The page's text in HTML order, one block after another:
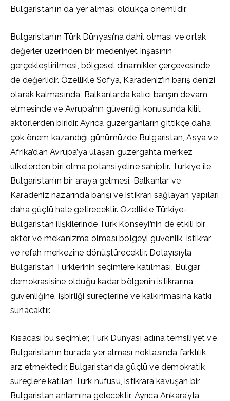
Bulgaristan’ın da yer alması oldukça önemlidir.
Bulgaristan’ın Türk Dünyası’na dahil olması ve ortak
değerler üzerinden bir medeniyet inşasının
gerçekleştirilmesi, bölgesel dinamikler çerçevesinde
de değerlidir. Özellikle Sofya, Karadeniz’in barış denizi
olarak kalmasında, Balkanlarda kalıcı barışın devam
etmesinde ve Avrupa’nın güvenliği konusunda kilit
aktörlerden biridir. Ayrıca güzergahların gittikçe daha
çok önem kazandığı günümüzde Bulgaristan, Asya ve
Afrika’dan Avrupa’ya ulaşan güzergahta merkez
ülkelerden biri olma potansiyeline sahiptir. Türkiye ile
Bulgaristan’ın bir araya gelmesi, Balkanlar ve
Karadeniz nazarında barışı ve istikrarı sağlayan yapıları
daha güçlü hale getirecektir. Özellikle Türkiye-
Bulgaristan ilişkilerinde Türk Konseyi’nin de etkili bir
aktör ve mekanizma olması bölgeyi güvenlik, istikrar
ve refah merkezine dönüştürecektir. Dolayısıyla
Bulgaristan Türklerinin seçimlere katılması, Bulgar
demokrasisine olduğu kadar bölgenin istikrarına,
güvenliğine, işbirliği süreçlerine ve kalkınmasına katkı
sunacaktır.
Kısacası bu seçimler, Türk Dünyası adına temsiliyet ve
Bulgaristan’ın burada yer alması noktasında farklılık
arz etmektedir. Bulgaristan’da güçlü ve demokratik
süreçlere katılan Türk nüfusu, istikrara kavuşan bir
Bulgaristan anlamına gelecektir. Ayrıca Ankara’yla